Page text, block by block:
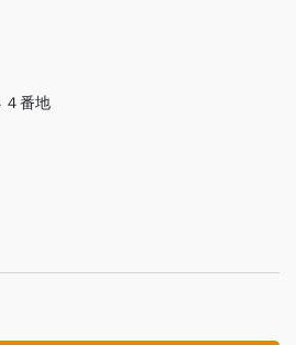
４番地